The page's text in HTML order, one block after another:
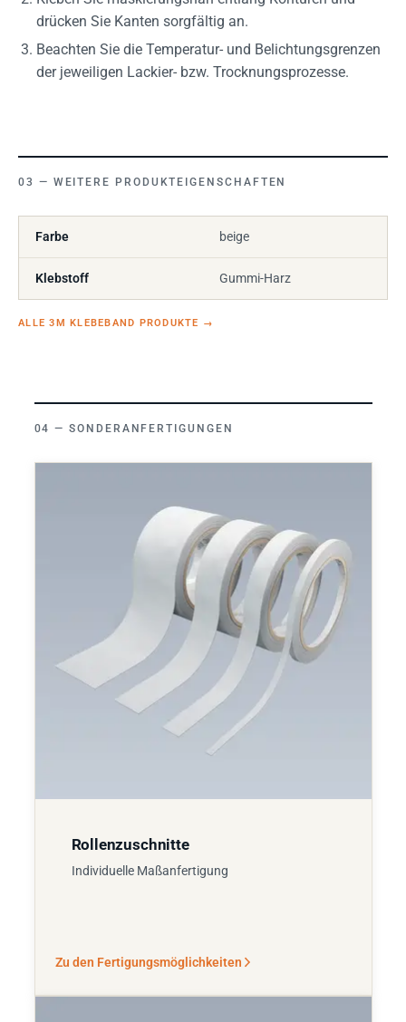
drücken Sie Kanten sorgfältig an.
Beachten Sie die Temperatur- und Belichtungsgrenzen
der jeweiligen Lackier- bzw. Trocknungsprozesse.
WEITERE PRODUKTEIGENSCHAFTEN
Farbe beige
Klebstoff Gummi-Harz
ALLE 3M KLEBEBAND PRODUKTE →
SONDERANFERTIGUNGEN
Rollenzuschnitte
Individuelle Maßanfertigung
Zu den Fertigungsmöglichkeiten